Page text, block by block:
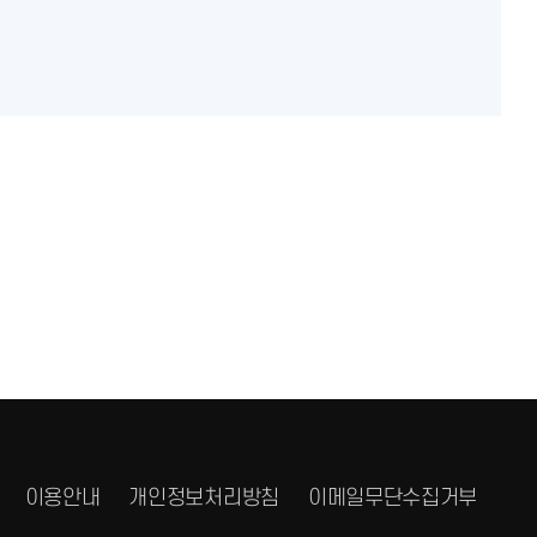
이용안내 개인정보처리방침 이메일무단수집거부